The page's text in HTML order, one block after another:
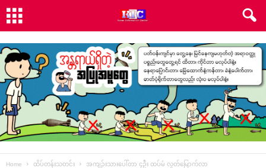
Home ထိပ်တန်းသတင်း အကျဉ်းသား‌ပေါ်တာ ၄ဦး ထပ်မံ လွတ်‌မြောက်လာ